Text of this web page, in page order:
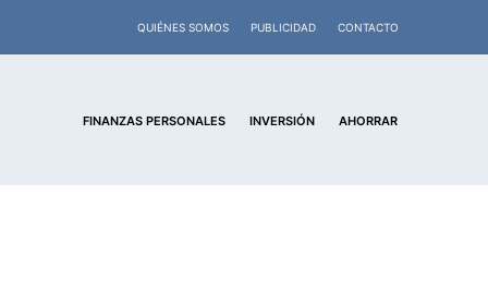
QUIÉNES SOMOS PUBLICIDAD CONTACTO
FINANZAS PERSONALES INVERSIÓN AHORRAR